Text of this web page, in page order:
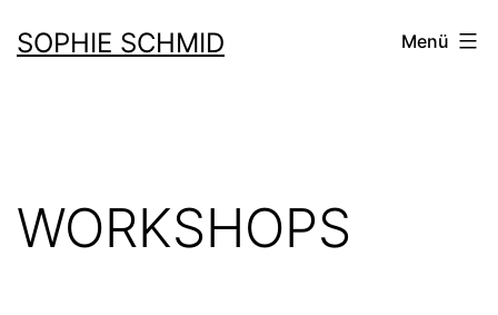
Inhalt
SOPHIE SCHMID Menü
WORKSHOPS